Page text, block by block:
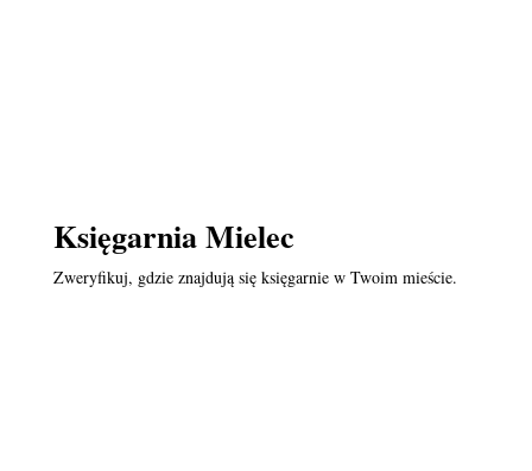
Księgarnia Mielec
Zweryfikuj, gdzie znajdują się księgarnie w Twoim mieście.